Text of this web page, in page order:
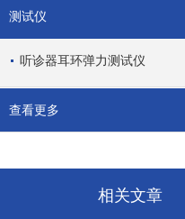
测试仪
听诊器耳环弹力测试仪
查看更多
相关文章